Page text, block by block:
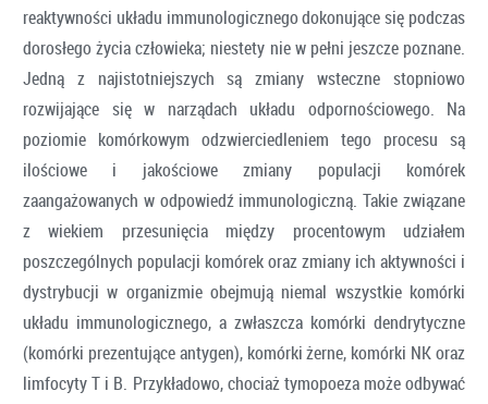
reaktywności układu immunologicznego dokonujące się podczas
dorosłego życia człowieka; niestety nie w pełni jeszcze poznane.
Jedną z najistotniejszych są zmiany wsteczne stopniowo
rozwijające się w narządach układu odpornościowego. Na
poziomie komórkowym odzwierciedleniem tego procesu są
ilościowe i jakościowe zmiany populacji komórek
zaangażowanych w odpowiedź immunologiczną. Takie związane
z wiekiem przesunięcia między procentowym udziałem
poszczególnych populacji komórek oraz zmiany ich aktywności i
dystrybucji w organizmie obejmują niemal wszystkie komórki
układu immunologicznego, a zwłaszcza komórki dendrytyczne
(komórki prezentujące antygen), komórki żerne, komórki NK oraz
limfocyty T i B. Przykładowo, chociaż tymopoeza może odbywać